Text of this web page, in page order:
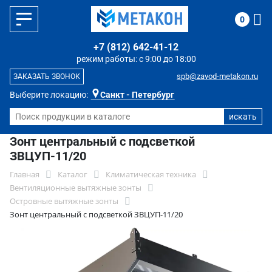
Выберите локацию: Санкт - Петербург
режим работы: с 9:00 до 18:00
+7 (812) 642-41-12
spb@zavod-metakon.ru
ЗАКАЗАТЬ ЗВОНОК
0
Зонт центральный с подсветкой
ЗВЦУП-11/20
Главная Каталог
Климатическая техника
Вентиляционные вытяжные зонты
Островные вытяжные зонты
Зонт центральный с подсветкой ЗВЦУП-11/20